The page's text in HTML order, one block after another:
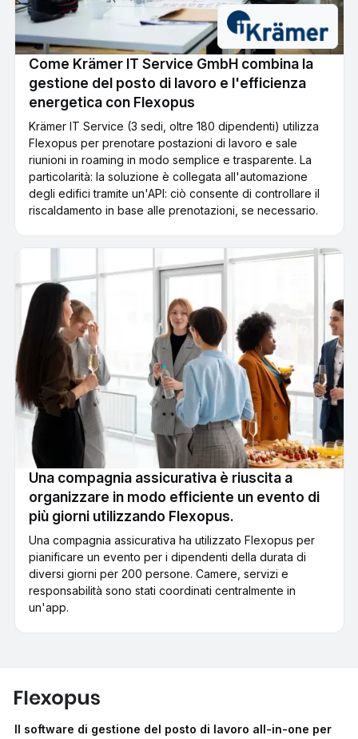
Come Krämer IT Service GmbH combina la
gestione del posto di lavoro e l'efficienza
energetica con Flexopus
Krämer IT Service (3 sedi, oltre 180 dipendenti) utilizza
Flexopus per prenotare postazioni di lavoro e sale
riunioni in roaming in modo semplice e trasparente. La
particolarità: la soluzione è collegata all'automazione
degli edifici tramite un'API: ciò consente di controllare il
riscaldamento in base alle prenotazioni, se necessario.
Una compagnia assicurativa è riuscita a
organizzare in modo efficiente un evento di
più giorni utilizzando Flexopus.
Una compagnia assicurativa ha utilizzato Flexopus per
pianificare un evento per i dipendenti della durata di
diversi giorni per 200 persone. Camere, servizi e
responsabilità sono stati coordinati centralmente in
un'app.
Il software di gestione del posto di lavoro all-in-one per